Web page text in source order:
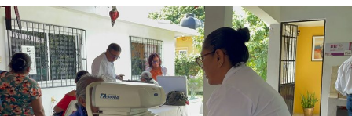
Asimismo, anuncia que ese día autoridades comunitarias
realizarán recorridos para fotografiar a los perros que
permanezcan en las calles, solicitar información a
vecinos para identificar a sus dueños y, posteriormente,
citarlos al palacio de la comunidad, donde incluso
podrían hacerse acreedores a una multa.